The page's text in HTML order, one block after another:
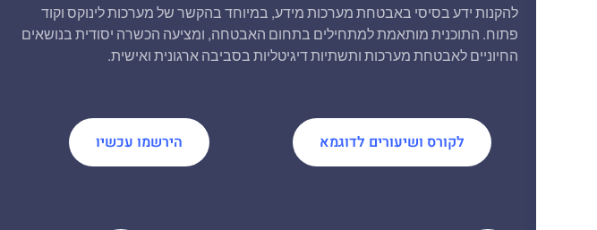
להקנות ידע בסיסי באבטחת מערכות מידע, במיוחד בהקשר של מערכות לינוקס וקוד
פתוח. התוכנית מותאמת למתחילים בתחום האבטחה, ומציעה הכשרה יסודית בנושאים
החיוניים לאבטחת מערכות ותשתיות דיגיטליות בסביבה ארגונית ואישית.
לקורס ושיעורים לדוגמא הירשמו עכשיו